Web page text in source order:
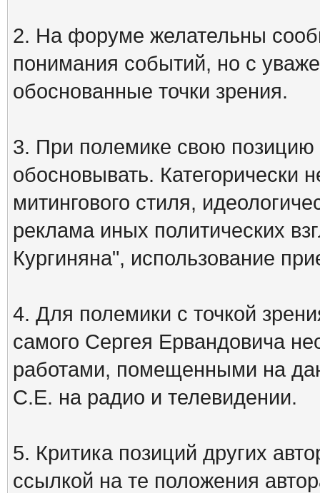
2. На форуме желательны
понимания событий, но с
обоснованные точки зрения.
3. При полемике свою
обосновывать. Категорически
митингового стиля,
реклама иных политических
Кургиняна", использование
4. Для полемики с точкой
самого Сергея Ервандовича
работами, помещенными на
С.Е. на радио и телевидении.
5. Критика позиций других
ссылкой на те положения